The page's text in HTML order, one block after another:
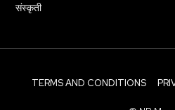
संस्कृती
TERMS AND CONDITIONS